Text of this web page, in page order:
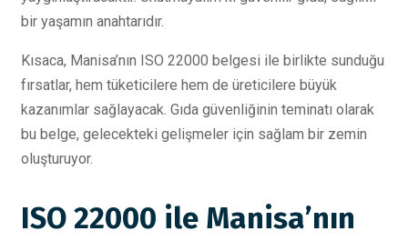
bir yaşamın anahtarıdır.
Kısaca, Manisa’nın ISO 22000 belgesi ile birlikte sunduğu
fırsatlar, hem tüketicilere hem de üreticilere büyük
kazanımlar sağlayacak. Gıda güvenliğinin teminatı olarak
bu belge, gelecekteki gelişmeler için sağlam bir zemin
oluşturuyor.
ISO 22000 ile Manisa’nın